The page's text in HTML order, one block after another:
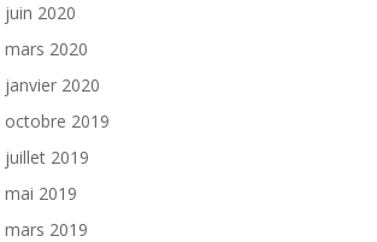
juin 2020
mars 2020
janvier 2020
octobre 2019
juillet 2019
mai 2019
mars 2019